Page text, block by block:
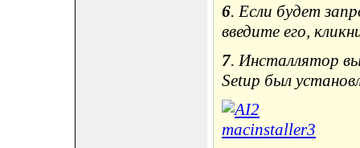
6. Если будет
введите его,
7. Инсталлятор
Setup был